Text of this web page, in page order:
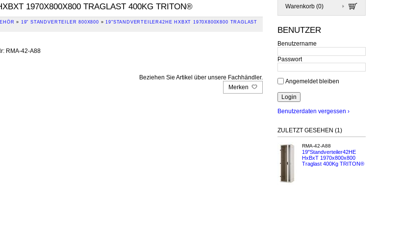
Warenkorb (0)
BENUTZER
Benutzername
Passwort
Angemeldet bleiben
Benutzerdaten vergessen ›
ZULETZT GESEHEN (1)
RMA-42-A88
19"Standverteiler42HE
HxBxT 1970x800x800
Traglast 400Kg TRITON®
1970X800X800 TRAGLAST 400KG TRITON®
» 19" STANDVERTEILER 800X800 »19"STANDVERTEILER42HE HXBXT 1970X800X800 TRAGLAST
: RMA-42-A88
Beziehen Sie Artikel über unsere Fachhändler.
Merken